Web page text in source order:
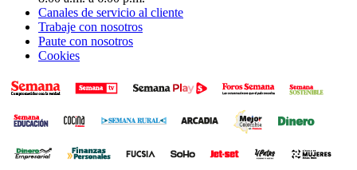
Canales de servicio al cliente
Trabaje con nosotros
Paute con nosotros
Cookies